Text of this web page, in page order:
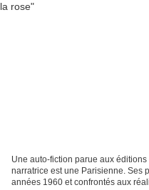
Une auto-fiction parue aux
narratrice est une Parisienne. Ses
années 1960 et confrontés aux